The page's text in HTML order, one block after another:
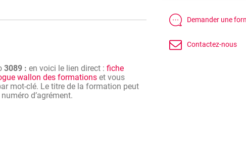
3089 : en voici le lien direct : fiche
wallon des formations et vous
mot-clé. Le titre de la formation peut
d’agrément.